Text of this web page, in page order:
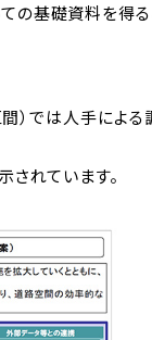
の基礎資料を得
）では人手による
されています。